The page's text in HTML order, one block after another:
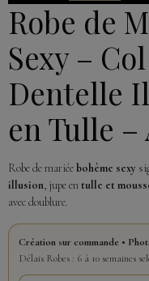
Robe de
Sexy –
Dentelle
en Tulle –
Robe de mariéebohème sexy
illusion, jupe en tulle et
avec doublure.
Création sur commande •
Délais Robes : 6 à 10 semaines